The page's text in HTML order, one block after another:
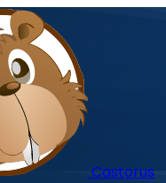
Castorus